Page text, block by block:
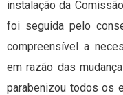
instalação da
foi seguida pelo
compreensível a
em razão das
parabenizou todos os